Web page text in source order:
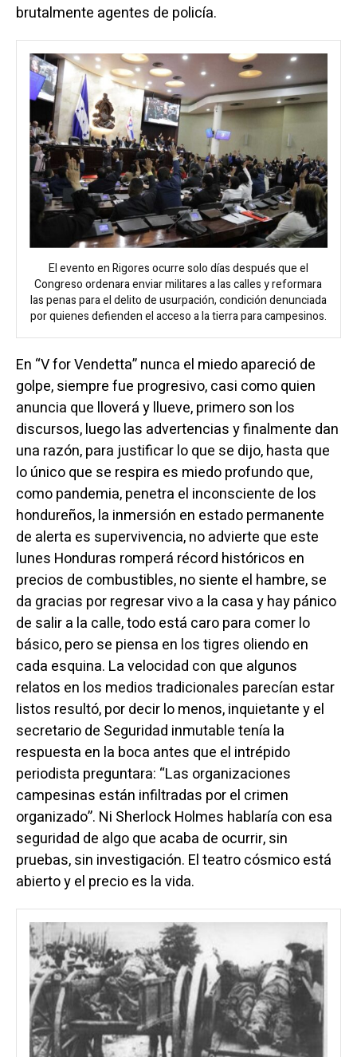
brutalmente agentes de policía.
El evento en Rigores ocurre solo días después que el
Congreso ordenara enviar militares a las calles y reformara
las penas para el delito de usurpación, condición denunciada
por quienes defienden el acceso a la tierra para campesinos.
En “V for Vendetta” nunca el miedo apareció de
golpe, siempre fue progresivo, casi como quien
anuncia que lloverá y llueve, primero son los
discursos, luego las advertencias y finalmente dan
una razón, para justificar lo que se dijo, hasta que
lo único que se respira es miedo profundo que,
como pandemia, penetra el inconsciente de los
hondureños, la inmersión en estado permanente
de alerta es supervivencia, no advierte que este
lunes Honduras romperá récord históricos en
precios de combustibles, no siente el hambre, se
da gracias por regresar vivo a la casa y hay pánico
de salir a la calle, todo está caro para comer lo
básico, pero se piensa en los tigres oliendo en
cada esquina. La velocidad con que algunos
relatos en los medios tradicionales parecían estar
listos resultó, por decir lo menos, inquietante y el
secretario de Seguridad inmutable tenía la
respuesta en la boca antes que el intrépido
periodista preguntara: “Las organizaciones
campesinas están infiltradas por el crimen
organizado”. Ni Sherlock Holmes hablaría con esa
seguridad de algo que acaba de ocurrir, sin
pruebas, sin investigación. El teatro cósmico está
abierto y el precio es la vida.